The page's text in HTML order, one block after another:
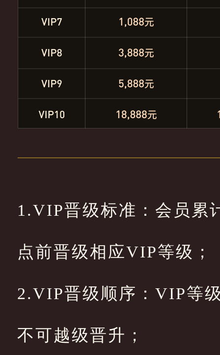
1.VIP晋级标准：会员累
点前晋级相应VIP等
2.VIP晋级顺序：VIP等
不可越级晋升；